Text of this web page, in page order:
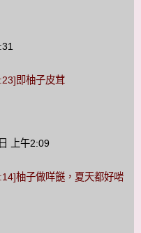
即柚子皮茸
上午2:09
柚子做咩餸，夏天都好啱